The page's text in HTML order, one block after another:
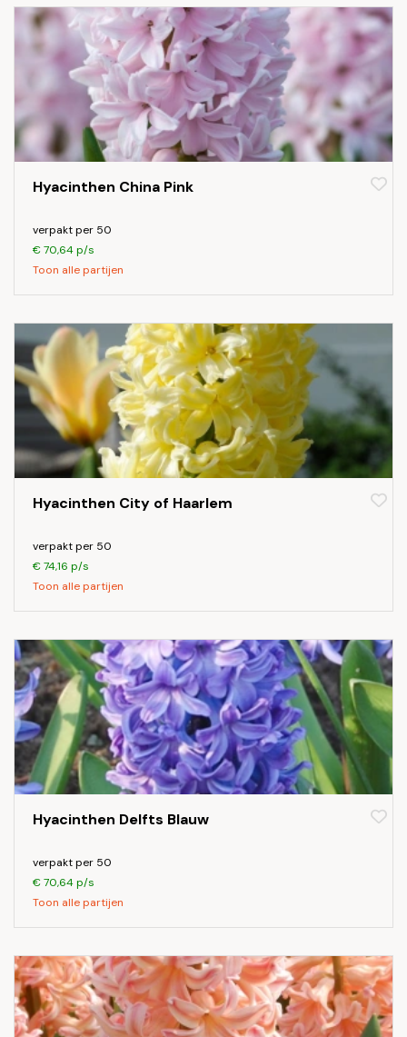
Hyacinthen China Pink
verpakt per 50
€ 70,64 p/s
Toon alle partijen
Hyacinthen City of Haarlem
verpakt per 50
€ 74,16 p/s
Toon alle partijen
Hyacinthen Delfts Blauw
verpakt per 50
€ 70,64 p/s
Toon alle partijen